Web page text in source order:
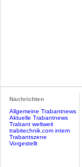
Nachrichten
Allgemeine Trabantnews
Aktuelle Trabantnews
Trabant weltweit
trabitechnik.com intern
Trabantszene
Vorgestellt